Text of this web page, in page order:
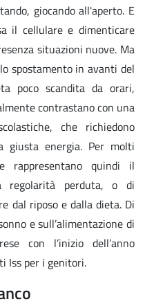
giocando all'aperto. E
il cellulare e dimenticare
situazioni nuove. Ma
spostamento in avanti del
poco scandita da orari,
contrastano con una
che richiedono
giusta energia. Per molti
quindi il
regolarità perduta, o di
dal riposo e dalla dieta. Di
e sull’alimentazione di
con l’inizio dell’anno
Iss per i genitori.